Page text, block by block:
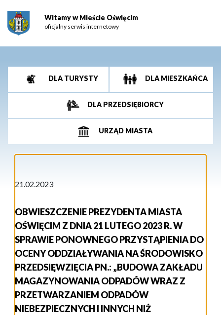
Witamy w Mieście Oświęcim
oficjalny serwis internetowy
DLA TURYSTY DLA MIESZKAŃCA
DLA PRZEDSIĘBIORCY
URZĄD MIASTA
21.02.2023
OBWIESZCZENIE PREZYDENTA MIASTA
OŚWIĘCIM Z DNIA 21 LUTEGO 2023 R. W
SPRAWIE PONOWNEGO PRZYSTĄPIENIA DO
OCENY ODDZIAŁYWANIA NA ŚRODOWISKO
PRZEDSIĘWZIĘCIA PN.: „BUDOWA ZAKŁADU
MAGAZYNOWANIA ODPADÓW WRAZ Z
PRZETWARZANIEM ODPADÓW
NIEBEZPIECZNYCH I INNYCH NIŻ